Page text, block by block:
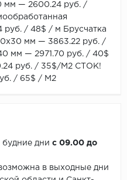
мм — 2600.24 руб. /
/ 48$ / м Брусчатка
мм — 3863.22 руб. /
мм — 2971.70 руб. / 40$
руб. / 35$/М2 СТОК!
/ 65$ / М2
будние дни с 09.00 до
в выходные дни